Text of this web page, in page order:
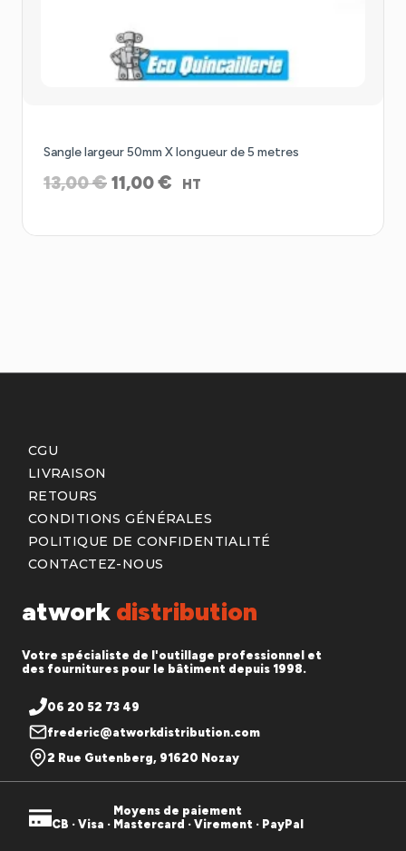
Sangle largeur 50mm X longueur de 5 metres
13,00€ Le
initial
11,00€ Le
actuel
HT
atwork distribution
Votre spécialiste de l'outillage professionnel et
des fournitures pour le bâtiment depuis 1998.
06 20 52 73 49
frederic@atworkdistribution.com
2 Rue Gutenberg, 91620 Nozay
CGU
LIVRAISON
RETOURS
CONDITIONS GÉNÉRALES
POLITIQUE DE CONFIDENTIALITÉ
CONTACTEZ-NOUS
Moyens de paiement
CB · Visa · Mastercard · Virement · PayPal